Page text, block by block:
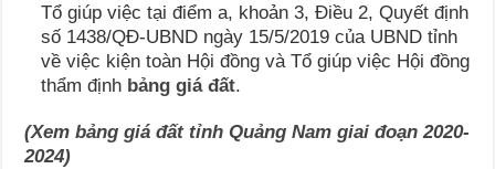
Tổ giúp việc tại điểm a, khoản 3, Điều 2, Quyết định
số 1438/QĐ-UBND ngày 15/5/2019 của UBND tỉnh
về việc kiện toàn Hội đồng và Tổ giúp việc Hội đồng
thẩm định bảng giá đất.
(Xem bảng giá đất tỉnh Quảng Nam giai đoạn 2020-
2024)